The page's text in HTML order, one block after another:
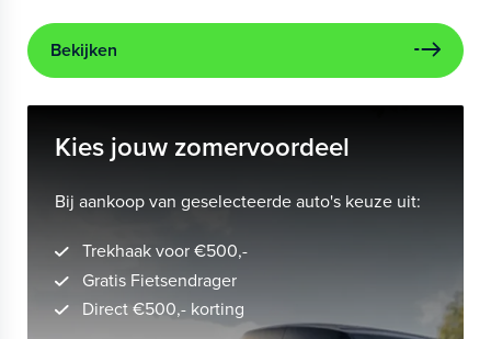
Bekijken
Kies jouw zomervoordeel
Bij aankoop van geselecteerde auto's keuze uit:
Trekhaak voor €500,-
Gratis Fietsendrager
Direct €500,- korting